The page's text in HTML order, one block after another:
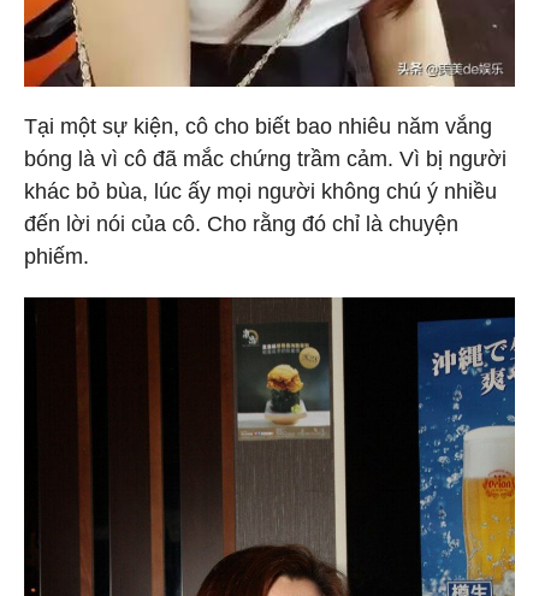
Tại một sự kiện, cô cho biết bao nhiêu năm vắng
bóng là vì cô đã mắc chứng trầm cảm. Vì bị người
khác bỏ bùa, lúc ấy mọi người không chú ý nhiều
đến lời nói của cô. Cho rằng đó chỉ là chuyện
phiếm.